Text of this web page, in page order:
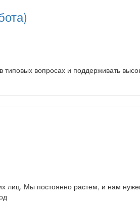
вопросах и поддерживать
лиц. Мы постоянно растем, и нам